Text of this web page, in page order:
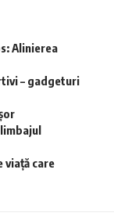
Alinierea
– gadgeturi
viață care